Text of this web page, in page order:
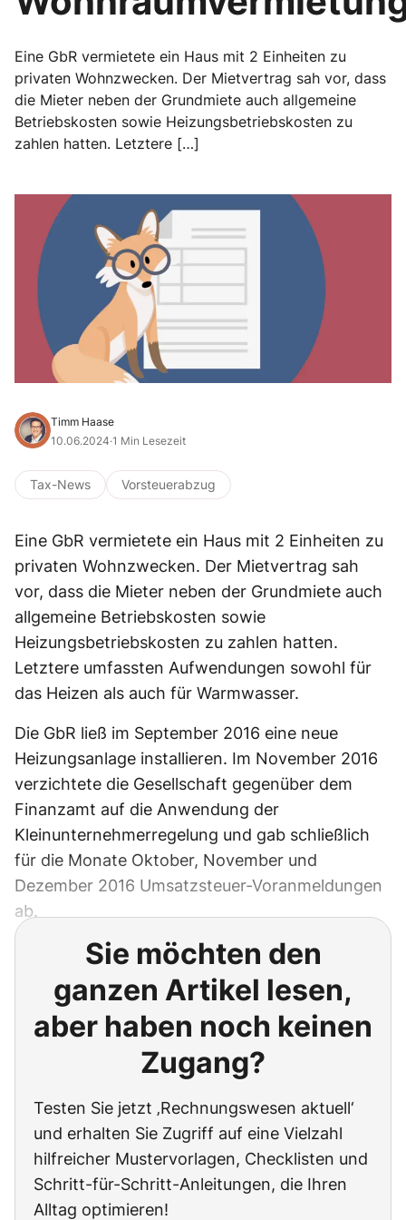
Eine GbR vermietete ein Haus mit 2 Einheiten zu
privaten Wohnzwecken. Der Mietvertrag sah vor, dass
die Mieter neben der Grundmiete auch allgemeine
Betriebskosten sowie Heizungsbetriebskosten zu
zahlen hatten. Letztere […]
Timm Haase
10.06.2024·1 Min Lesezeit
Tax-News Vorsteuerabzug
Eine GbR vermietete ein Haus mit 2 Einheiten zu
privaten Wohnzwecken. Der Mietvertrag sah
vor, dass die Mieter neben der Grundmiete auch
allgemeine Betriebskosten sowie
Heizungsbetriebskosten zu zahlen hatten.
Letztere umfassten Aufwendungen sowohl für
das Heizen als auch für Warmwasser.
Die GbR ließ im September 2016 eine neue
Heizungsanlage installieren. Im November 2016
verzichtete die Gesellschaft gegenüber dem
Finanzamt auf die Anwendung der
Kleinunternehmerregelung und gab schließlich
für die Monate Oktober, November und
Dezember 2016 Umsatzsteuer-Voranmeldungen
ab.
Sie möchten den
ganzen Artikel lesen,
aber haben noch keinen
Zugang?
Testen Sie jetzt ‚Rechnungswesen aktuell‘
und erhalten Sie Zugriff auf eine Vielzahl
hilfreicher Mustervorlagen, Checklisten und
Schritt-für-Schritt-Anleitungen, die Ihren
Alltag optimieren!